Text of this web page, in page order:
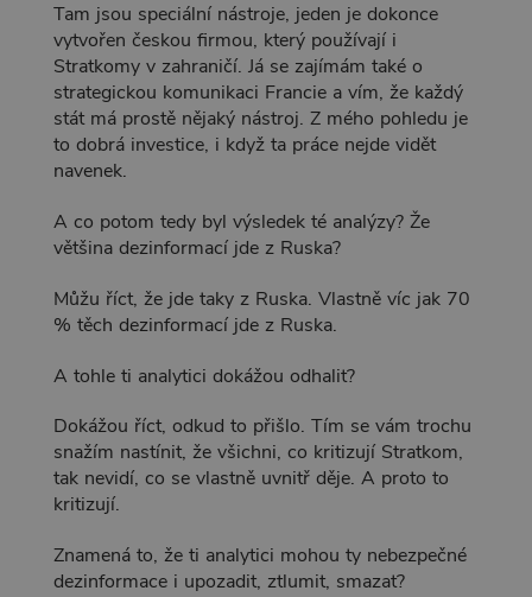
Tam jsou speciální nástroje, jeden je dokonce
vytvořen českou firmou, který používají i
Stratkomy v zahraničí. Já se zajímám také o
strategickou komunikaci Francie a vím, že každý
stát má prostě nějaký nástroj. Z mého pohledu je
to dobrá investice, i když ta práce nejde vidět
navenek.
A co potom tedy byl výsledek té analýzy? Že
většina dezinformací jde z Ruska?
Můžu říct, že jde taky z Ruska. Vlastně víc jak 70
% těch dezinformací jde z Ruska.
A tohle ti analytici dokážou odhalit?
Dokážou říct, odkud to přišlo. Tím se vám trochu
snažím nastínit, že všichni, co kritizují Stratkom,
tak nevidí, co se vlastně uvnitř děje. A proto to
kritizují.
Znamená to, že ti analytici mohou ty nebezpečné
dezinformace i upozadit, ztlumit, smazat?